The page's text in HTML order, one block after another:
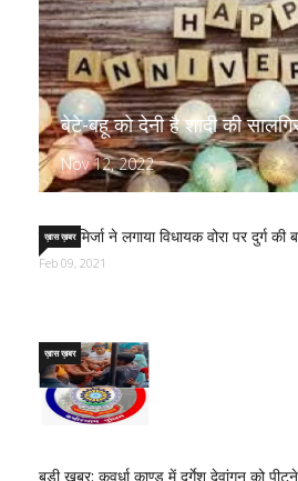
बेटे-बहू को देनी है शादी की
Nov 12, 2022
साजिद मिर्जा ने लगाया विधायक वोरा पर दुर्ग
ख़ास ख़बर
Feb 09, 2021
बड़ी खबर: कवर्धा काण्ड में दुर्गेश देवांगन को
ख़ास ख़बर